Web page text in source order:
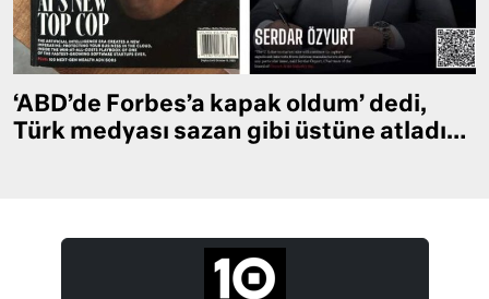
‘ABD’de Forbes’a kapak oldum’ dedi,
Türk medyası sazan gibi üstüne atladı…